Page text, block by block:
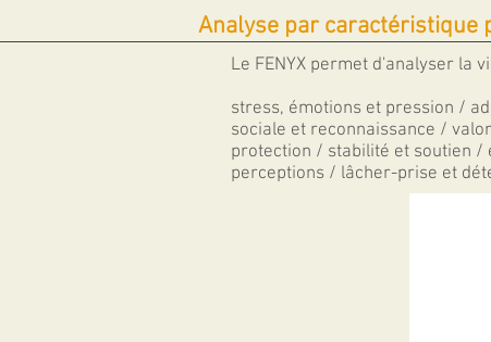
Analyse par caractéristique
Le FENYX permet d'analyser la
stress, émotions et pression /
sociale et reconnaissance /
protection / stabilité et soutien
perceptions / lâcher-prise et